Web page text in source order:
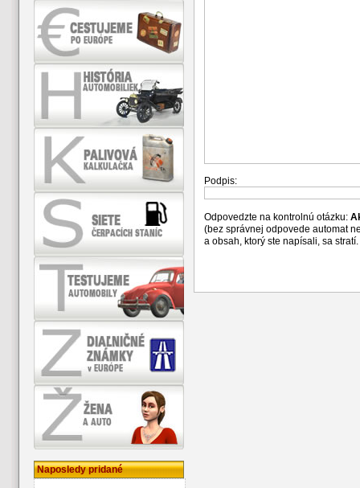
Naposledy pridané
Podpis:
Odpovedzte na kontrolnú otázku:
(bez správnej odpovede automat
a obsah, ktorý ste napísali, sa